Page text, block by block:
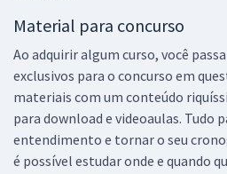
Material para concurso
Ao adquirir algum curso, você
exclusivos para o concurso em
materiais com um conteúdo
para download e videoaulas. Tudo
entendimento e tornar o seu
é possível estudar onde e quando